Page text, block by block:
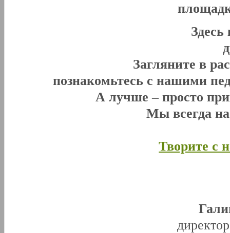
Загляните в
познакомьтесь с нашими
А лучше – просто
Мы всегда
Творите с